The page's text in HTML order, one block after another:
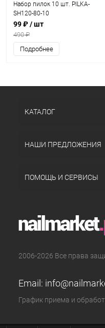
Набор пилок 10 шт. PILKA-
SH120-80-10
99 ₽/ шт
490 ₽
Подробнее
КАТАЛОГ
НАШИ ПРЕДЛОЖЕНИЯ
ПОМОЩЬ И СЕРВИСЫ
2006-2026 Все права
Email:
График приема и